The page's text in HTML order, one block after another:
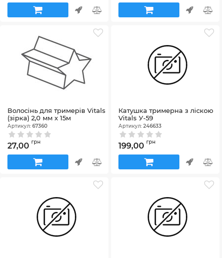
Волосінь для тримерів Vitals
(зірка) 2,0 мм х 15м
Артикул: 67360
27,00 грн
Катушка тримерна з ліскою
Vitals У-59
Артикул: 246633
199,00 грн